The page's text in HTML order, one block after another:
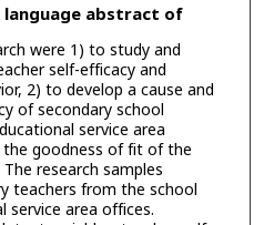
abstract of
were 1) to study and
self-efficacy and
2) to develop a cause and
of secondary school
service area
goodness of fit of the
research samples
teachers from the school
service area offices.